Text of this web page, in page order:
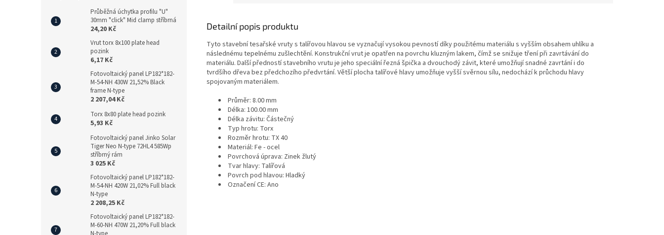
Průběžná úchytka profilu "U"
30mm "click" Mid clamp stříbrná
24,20 Kč
Vrut torx 8x100 plate head
pozink
6,17 Kč
Fotovoltaický panel LP182*182-
M-54-NH 430W 21,52% Black
frame N-type
2 207,04 Kč
Torx 8x80 plate head pozink
5,93 Kč
Fotovoltaický panel Jinko Solar
Tiger Neo N-type 72HL4 585Wp
stříbrný rám
3 025 Kč
Fotovoltaický panel LP182*182-
M-54-NH 420W 21,02% Full black
N-type
2 208,25 Kč
Fotovoltaický panel LP182*182-
M-60-NH 470W 21,20% Full black
Detailní popis produktu
Tyto stavební tesařské vruty s talířovou hlavou se vyznačují vysokou pevností díky použitému materiálu s vyšším obsahem uhlíku a
následnému tepelnému zušlechtění. Konstrukční vrut je opatřen na povrchu kluzným lakem, čímž se snižuje tření při zavrtávání do
materiálu. Další předností stavebního vrutu je jeho speciální řezná špička a dvouchodý závit, které umožňují snadné zavrtání i do
tvrdšího dřeva bez předchozího předvrtání. Větší plocha talířové hlavy umožňuje vyšší svěrnou sílu, nedochází k průchodu hlavy
spojovaným materiálem.
Průměr: 8.00 mm
Délka: 100.00 mm
Délka závitu: Částečný
Typ hrotu: Torx
Rozměr hrotu: TX 40
Materiál: Fe - ocel
Povrchová úprava: Zinek žlutý
Tvar hlavy: Talířová
Povrch pod hlavou: Hladký
Označení CE: Ano